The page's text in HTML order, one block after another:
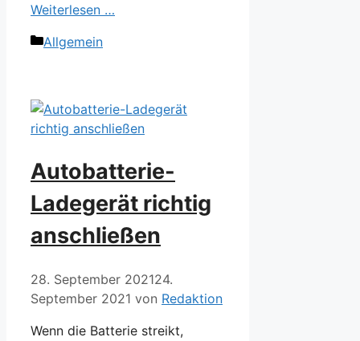
Weiterlesen …
Kategorien
Allgemein
Autobatterie-
Ladegerät richtig
anschließen
28. September 202124.
September 2021 von Redaktion
Wenn die Batterie streikt,